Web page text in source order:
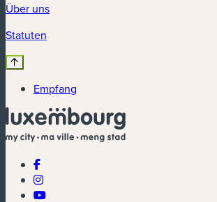
Über uns
Statuten
Empfang